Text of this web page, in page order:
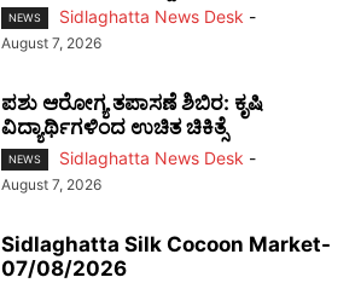
NEWS Sidlaghatta News Desk -
August 7, 2026
ಪಶು ಆರೋಗ್ಯ ತಪಾಸಣೆ ಶಿಬಿರ: ಕೃಷಿ
ವಿದ್ಯಾರ್ಥಿಗಳಿಂದ ಉಚಿತ ಚಿಕಿತ್ಸೆ
NEWS Sidlaghatta News Desk -
August 7, 2026
Sidlaghatta Silk Cocoon Market-
07/08/2026